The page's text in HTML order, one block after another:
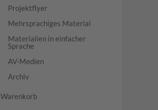
Projektflyer
Mehrsprachiges Material
Materialien in einfacher
Sprache
AV-Medien
Archiv
Warenkorb